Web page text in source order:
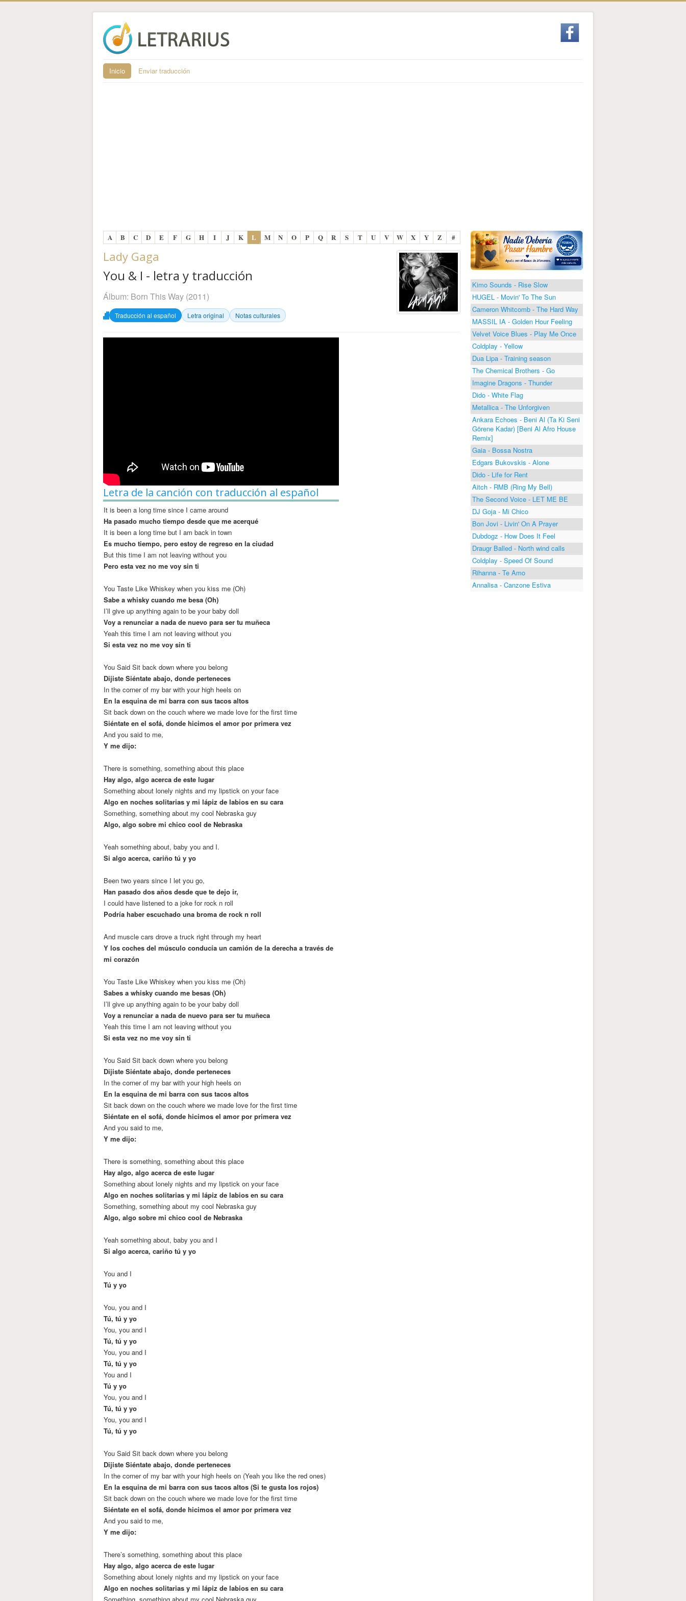
Inicio Enviar traducción
A B C D E F G H I J K L M N O P Q R S T U V W X Y Z #
Lady Gaga
You & I - letra y traducción
Álbum: Born This Way (2011)
Traducción al español Letra original Notas culturales
Letra de la canción con traducción al español
It is been a long time since I came around
Ha pasado mucho tiempo desde que me acerqué
It is been a long time but I am back in town
Es mucho tiempo, pero estoy de regreso en la ciudad
But this time I am not leaving without you
Pero esta vez no me voy sin ti
You Taste Like Whiskey when you kiss me (Oh)
Sabe a whisky cuando me besa (Oh)
I’ll give up anything again to be your baby doll
Voy a renunciar a nada de nuevo para ser tu muñeca
Yeah this time I am not leaving without you
Si esta vez no me voy sin ti
You Said Sit back down where you belong
Dijiste Siéntate abajo, donde perteneces
In the corner of my bar with your high heels on
En la esquina de mi barra con sus tacos altos
Sit back down on the couch where we made love for the first time
Siéntate en el sofá, donde hicimos el amor por primera vez
And you said to me,
Y me dijo:
There is something, something about this place
Hay algo, algo acerca de este lugar
Something about lonely nights and my lipstick on your face
Algo en noches solitarias y mi lápiz de labios en su cara
Something, something about my cool Nebraska guy
Algo, algo sobre mi chico cool de Nebraska
Yeah something about, baby you and I.
Si algo acerca, cariño tú y yo
Been two years since I let you go,
Han pasado dos años desde que te dejo ir,
I could have listened to a joke for rock n roll
Podría haber escuchado una broma de rock n roll
And muscle cars drove a truck right through my heart
Y los coches del músculo conducía un camión de la derecha a través de
mi corazón
You Taste Like Whiskey when you kiss me (Oh)
Sabes a whisky cuando me besas (Oh)
I’ll give up anything again to be your baby doll
Voy a renunciar a nada de nuevo para ser tu muñeca
Yeah this time I am not leaving without you
Si esta vez no me voy sin ti
You Said Sit back down where you belong
Dijiste Siéntate abajo, donde perteneces
In the corner of my bar with your high heels on
En la esquina de mi barra con sus tacos altos
Sit back down on the couch where we made love for the first time
Siéntate en el sofá, donde hicimos el amor por primera vez
And you said to me,
Y me dijo:
There is something, something about this place
Hay algo, algo acerca de este lugar
Something about lonely nights and my lipstick on your face
Algo en noches solitarias y mi lápiz de labios en su cara
Something, something about my cool Nebraska guy
Algo, algo sobre mi chico cool de Nebraska
Yeah something about, baby you and I
Si algo acerca, cariño tú y yo
You and I
Tú y yo
You, you and I
Tú, tú y yo
You, you and I
Tú, tú y yo
You, you and I
Tú, tú y yo
You and I
Tú y yo
You, you and I
Tú, tú y yo
You, you and I
Tú, tú y yo
You Said Sit back down where you belong
Dijiste Siéntate abajo, donde perteneces
In the corner of my bar with your high heels on (Yeah you like the red ones)
En la esquina de mi barra con sus tacos altos (Si te gusta los rojos)
Sit back down on the couch where we made love for the first time
Siéntate en el sofá, donde hicimos el amor por primera vez
And you said to me,
Y me dijo:
There’s something, something about this place
Hay algo, algo acerca de este lugar
Something about lonely nights and my lipstick on your face
Algo en noches solitarias y mi lápiz de labios en su cara
Something, something about my cool Nebraska guy
Kimo Sounds - Rise Slow
HUGEL - Movin' To The Sun
Cameron Whitcomb - The Hard Way
MASSIL IA - Golden Hour Feeling
Velvet Voice Blues - Play Me Once
Coldplay - Yellow
Dua Lipa - Training season
The Chemical Brothers - Go
Imagine Dragons - Thunder
Dido - White Flag
Metallica - The Unforgiven
Ankara Echoes - Beni Al (Ta Ki Seni
Görene Kadar) [Beni Al Afro House
Remix]
Gaia - Bossa Nostra
Edgars Bukovskis - Alone
Dido - Life for Rent
Aitch - RMB (Ring My Bell)
The Second Voice - LET ME BE
DJ Goja - Mi Chico
Bon Jovi - Livin' On A Prayer
Dubdogz - How Does It Feel
Draugr Balled - North wind calls
Coldplay - Speed Of Sound
Rihanna - Te Amo
Annalisa - Canzone Estiva